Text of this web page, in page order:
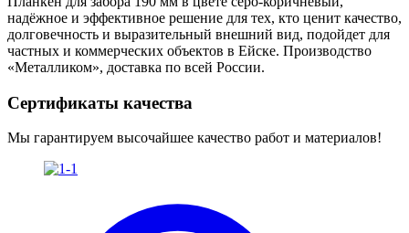
надёжное и эффективное решение для тех, кто ценит качество,
долговечность и выразительный внешний вид, подойдет для
частных и коммерческих объектов в Ейске. Производство
«Металликом», доставка по всей России.
Сертификаты качества
Мы гарантируем высочайшее качество работ и материалов!